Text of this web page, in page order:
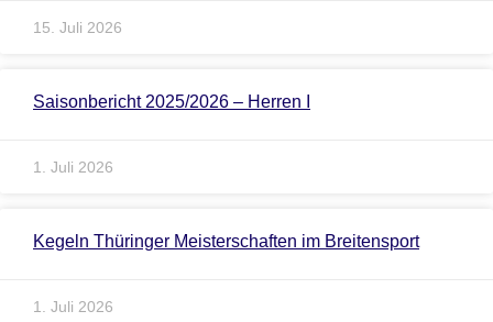
15. Juli 2026
Saisonbericht 2025/2026 – Herren I
1. Juli 2026
Kegeln Thüringer Meisterschaften im Breitensport
1. Juli 2026